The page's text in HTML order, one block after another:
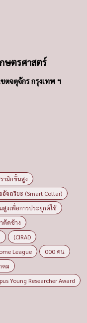
ษตรศาสตร์
ตจตุจักร กรุงเทพ ฯ
ามิกขั้นสูง
จฉริยะ (Smart Collar)
สูงเพื่อการประยุกต์ใช้
ตัดช้าง
(CIRAD
League
000 คน
คม
Young Researcher Award